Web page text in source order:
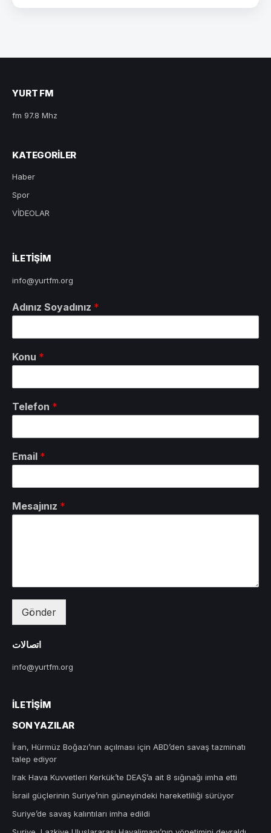
YURT FM
fm 97.8 Mhz
KATEGORILER
Haber
Spor
VİDEOLAR
ILETIŞIM
info@yurtfm.org
Adınız Soyadınız *
Konu *
Telefon *
Email *
Mesajınız *
Gönder
اتصالات
info@yurtfm.org
İLETIŞIM
SON YAZILAR
İran, Hürmüz Boğazı’nın açılması için ABD’den savaş tazminatı
talep ediyor
Irak Hava Kuvvetleri Kerkük’te DEAŞ’a ait 8 sığınağı imha etti
İsrail güçlerinin Suriye’nin güneyindeki hareketliliği sürüyor
Suriye’de savaş kalıntıları imha edildi